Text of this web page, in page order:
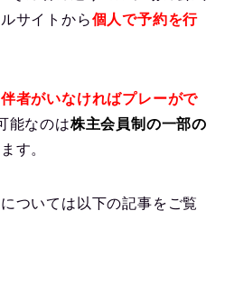
サイトから個人で予約を行
者がいなければプレーがで
能なのは株主会員制の一部の
す。
については以下の記事をご覧